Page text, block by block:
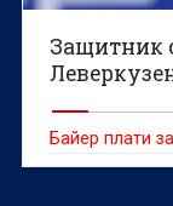
Защитник
Байер плати